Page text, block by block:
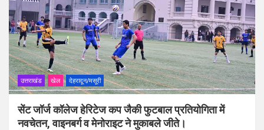
उत्तराखंड खेल देहरादून/मसूरी
सेंट जॉर्ज कॉलेज हेरिटेज कप जैकी फुटबाल प्रतियोगिता में
नवचेतन, वाइनबर्ग व मेनोराइट ने मुकाबले जीते।